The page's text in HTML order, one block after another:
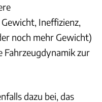
Ineffizienz,
noch mehr Gewicht)
zur
dazu bei, das